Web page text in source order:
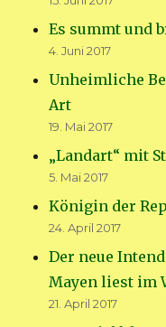
Es summt und
4. Juni 2017
Unheimliche
Art
19. Mai 2017
„Landart“ mit
5. Mai 2017
Königin der
24. April 2017
Der neue
Mayen liest im
21. April 2017